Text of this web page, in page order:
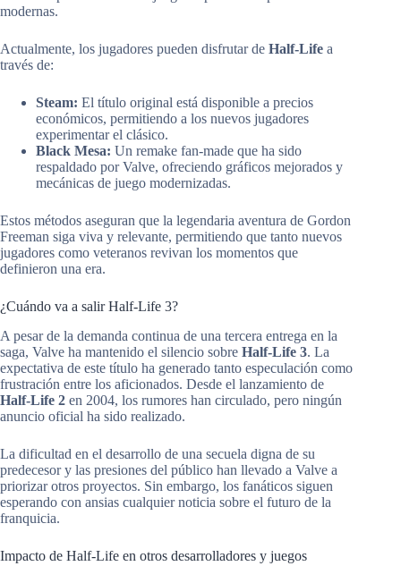
modernas.
Actualmente, los jugadores pueden disfrutar de Half-Life a
través de:
Steam: El título original está disponible a precios
económicos, permitiendo a los nuevos jugadores
experimentar el clásico.
Black Mesa: Un remake fan-made que ha sido
respaldado por Valve, ofreciendo gráficos mejorados y
mecánicas de juego modernizadas.
Estos métodos aseguran que la legendaria aventura de Gordon
Freeman siga viva y relevante, permitiendo que tanto nuevos
jugadores como veteranos revivan los momentos que
definieron una era.
¿Cuándo va a salir Half-Life 3?
A pesar de la demanda continua de una tercera entrega en la
saga, Valve ha mantenido el silencio sobre Half-Life 3. La
expectativa de este título ha generado tanto especulación como
frustración entre los aficionados. Desde el lanzamiento de
Half-Life 2 en 2004, los rumores han circulado, pero ningún
anuncio oficial ha sido realizado.
La dificultad en el desarrollo de una secuela digna de su
predecesor y las presiones del público han llevado a Valve a
priorizar otros proyectos. Sin embargo, los fanáticos siguen
esperando con ansias cualquier noticia sobre el futuro de la
franquicia.
Impacto de Half-Life en otros desarrolladores y juegos